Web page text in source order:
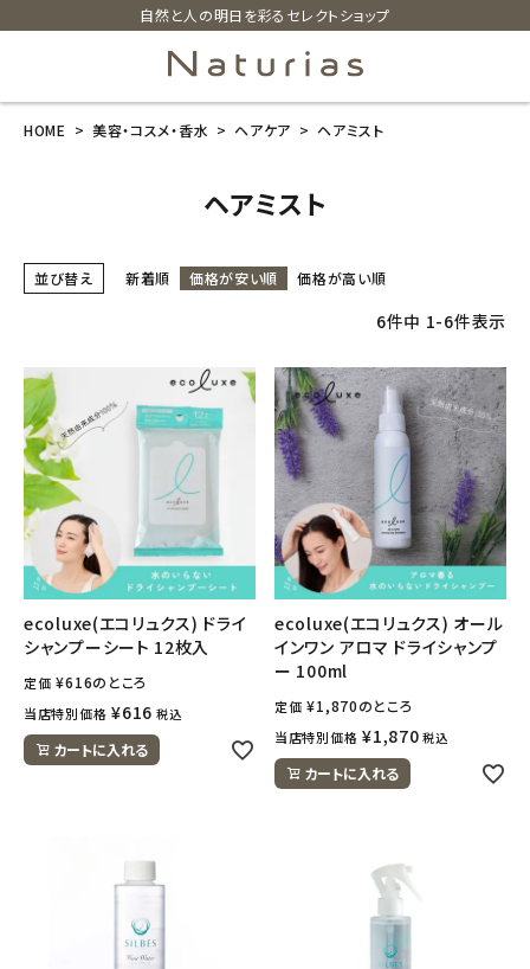
自然と人の明日を彩るセレクトショップ
新商品
美容・コスメ・香水
衛生用品
日用品雑貨
フェムケア
インナー・下着・ナイトウェア
キッズ・ベビー・マタニティ
キッチン用品
HOME 美容・コスメ・香水 ヘアケア ヘアミスト
ヘアミスト
並び替え 新着順 価格が安い順 価格が高い順
6件中 1-6件表示
ecoluxe(エコリュクス) ドライ
シャンプーシート 12枚入
定価 ¥616のところ
当店特別価格 ¥616 税込
カートに入れる
ecoluxe(エコリュクス) オール
インワン アロマ ドライシャンプ
ー 100ml
定価 ¥1,870のところ
当店特別価格 ¥1,870 税込
カートに入れる